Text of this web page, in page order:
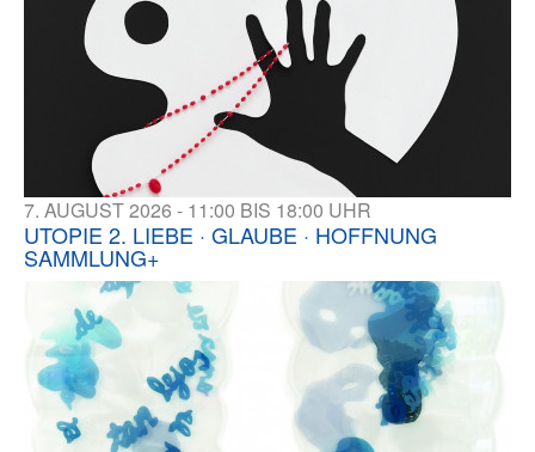
7. AUGUST 2026 - 11:00 BIS 18:00 UHR
UTOPIE 2. LIEBE · GLAUBE · HOFFNUNG
SAMMLUNG+